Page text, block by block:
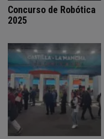
Concurso de Robótica
2025